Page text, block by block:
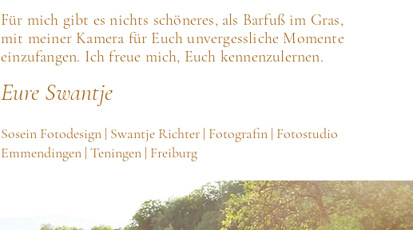
Für mich gibt es nichts schöneres, als Barfuß im Gras,
mit meiner Kamera für Euch unvergessliche Momente
einzufangen. Ich freue mich, Euch kennenzulernen.
Eure Swantje
Sosein Fotodesign | Swantje Richter | Fotografin | Fotostudio
Emmendingen | Teningen | Freiburg